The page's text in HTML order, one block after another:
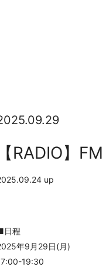
【RADIO】
up
日程
年9月29日(月)
19:30